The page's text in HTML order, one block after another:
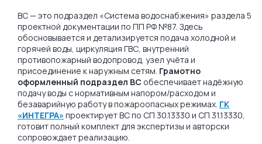
ВС — это подраздел «Система водоснабжения» раздела 5
проектной документации по ПП РФ №87. Здесь
обосновывается и детализируется подача холодной и
горячей воды, циркуляция ГВС, внутренний
противопожарный водопровод, узел учёта и
присоединение к наружным сетям. Грамотно
оформленный подраздел ВС обеспечивает надёжную
подачу воды с нормативным напором/расходом и
безаварийную работу в пожароопасных режимах. ГК
«ИНТЕГРА» проектирует ВС по СП 30.13330 и СП 31.13330,
готовит полный комплект для экспертизы и авторски
сопровождает реализацию.